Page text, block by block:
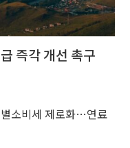
즉각 개선 촉구
소비세 제로화…연료